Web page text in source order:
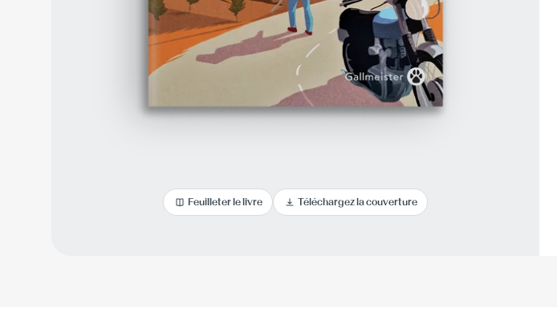
Feuilleter le livre Téléchargez la couverture